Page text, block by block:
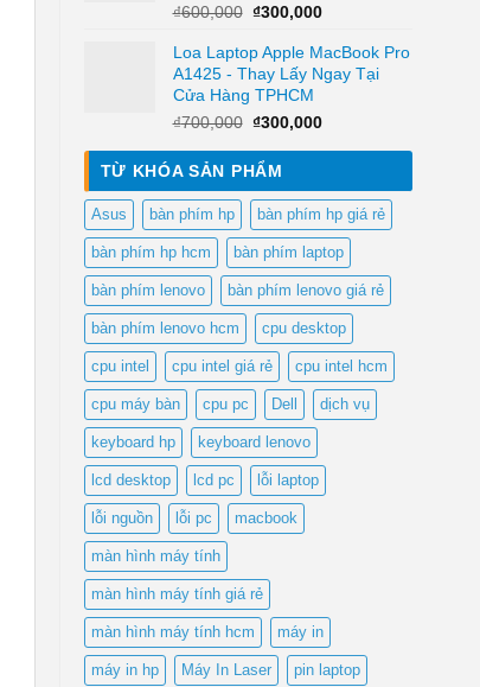
₫600,000 Giá
là:
₫600,000.
₫300,000Giá
tại
là:
Loa Laptop Apple MacBook Pro
A1425 - Thay Lấy Ngay Tại
Cửa Hàng TPHCM
₫700,000 Giá
là:
₫300,000Giá
₫300,000.
TỪ KHÓA SẢN PHẨM
Asus bàn phím hp bàn phím hp giá rẻ
bàn phím hp hcm bàn phím laptop
bàn phím lenovo bàn phím lenovo giá rẻ
bàn phím lenovo hcm cpu desktop
cpu intel cpu intel giá rẻ cpu intel hcm
cpu máy bàn cpu pc Dell dịch vụ
keyboard hp keyboard lenovo
lcd desktop lcd pc lỗi laptop
lỗi nguồn lỗi pc macbook
màn hình máy tính
màn hình máy tính giá rẻ
màn hình máy tính hcm máy in
máy in hp Máy In Laser pin laptop